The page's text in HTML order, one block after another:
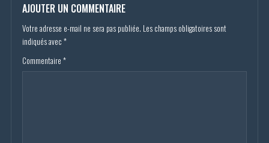
AJOUTER UN COMMENTAIRE
Votre adresse e-mail ne sera pas publiée. Les champs obligatoires sont
indiqués avec *
Commentaire *